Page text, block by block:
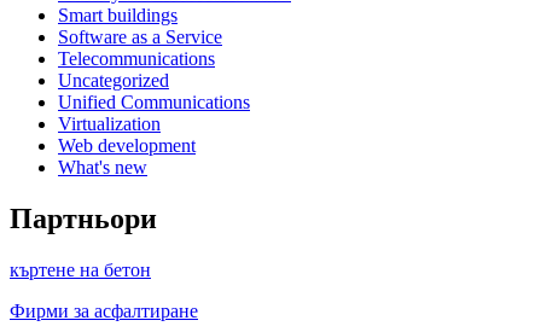
Smart buildings
Software as a Service
Telecommunications
Uncategorized
Unified Communications
Virtualization
Web development
What's new
Партньори
къртене на бетон
Фирми за асфалтиране